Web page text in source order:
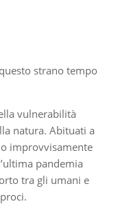
strano tempo
vulnerabilità
natura. Abituati a
improvvisamente
pandemia
tra gli umani e